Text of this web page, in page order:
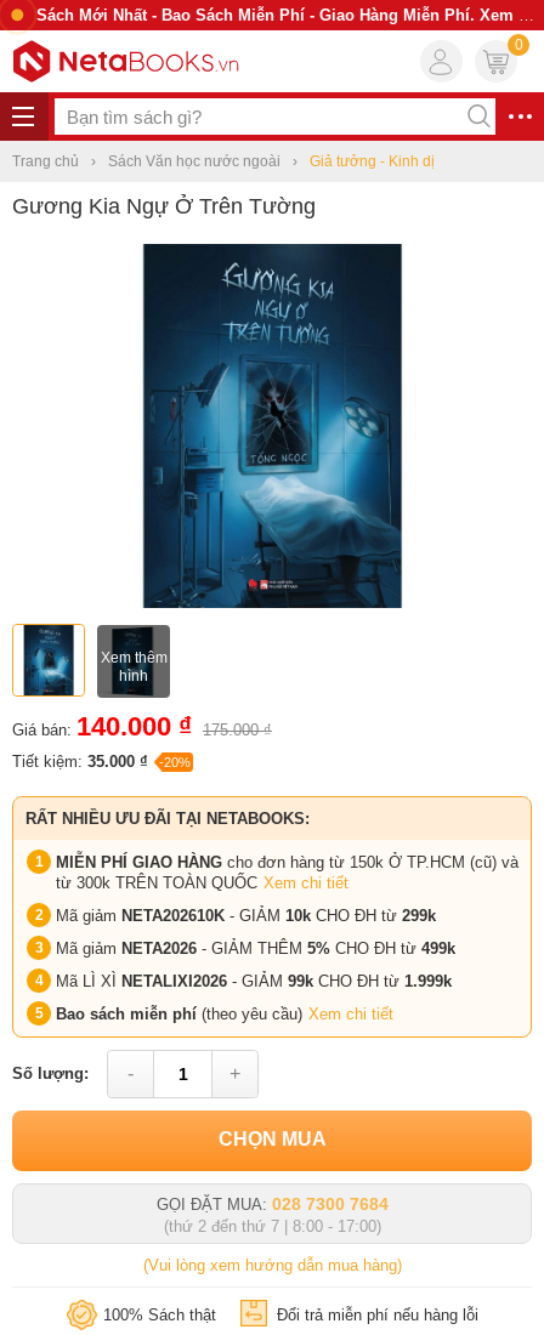
Sách Mới Nhất - Bao Sách Miễn Phí - Giao Hàng Miễn Phí. Xem Ngay
0
Trang chủ Sách Văn học nước ngoài Giả tưởng - Kinh dị
Gương Kia Ngự Ở Trên Tường
Xem thêm
hình
Giá bán: 140.000 ₫ 175.000 ₫
Tiết kiệm: 35.000 ₫ -20%
RẤT NHIỀU ƯU ĐÃI TẠI NETABOOKS:
MIỄN PHÍ GIAO HÀNG cho đơn hàng từ 150k Ở TP.HCM (cũ) và
từ 300k TRÊN TOÀN QUỐC Xem chi tiết
Mã giảm NETA202610K - GIẢM 10k CHO ĐH từ 299k
Mã giảm NETA2026 - GIẢM THÊM 5% CHO ĐH từ 499k
Mã LÌ XÌ NETALIXI2026 - GIẢM 99k CHO ĐH từ 1.999k
Bao sách miễn phí (theo yêu cầu) Xem chi tiết
Số lượng: - +
CHỌN MUA
GỌI ĐẶT MUA: 028 7300 7684
(thứ 2 đến thứ 7 | 8:00 - 17:00)
(Vui lòng xem hướng dẫn mua hàng)
100% Sách thật Đổi trả miễn phí nếu hàng lỗi